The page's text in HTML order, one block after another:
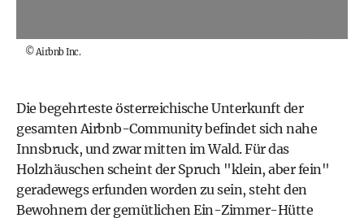
©Airbnb Inc.
Die begehrteste österreichische Unterkunft der
gesamten Airbnb-Community befindet sich nahe
Innsbruck, und zwar mitten im Wald. Für das
Holzhäuschen scheint der Spruch "klein, aber fein"
geradewegs erfunden worden zu sein, steht den
Bewohnern der gemütlichen Ein-Zimmer-Hütte